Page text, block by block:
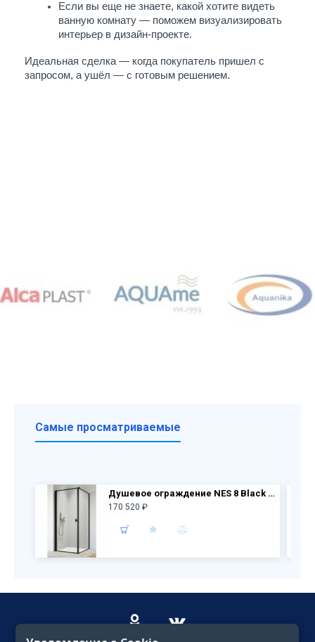
Если вы еще не знаете, какой хотите видеть
ванную комнату — поможем визуализировать
интерьер в дизайн-проекте.
Идеальная сделка — когда покупатель пришел с
запросом, а ушёл — с готовым решением.
Самые просматриваемые
Душевое ограждение NES 8 Black KDJ I Frame дверь 10022090-54-56L + бок.перегородка 10039090-54-56
170 520 ₽